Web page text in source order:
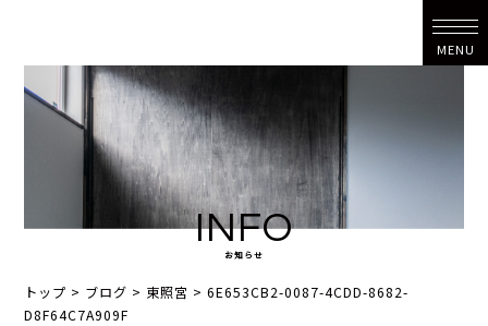
MENU
INFO
お知らせ
トップ > ブログ > 東照宮 >6E653CB2-0087-4CDD-8682-
D8F64C7A909F